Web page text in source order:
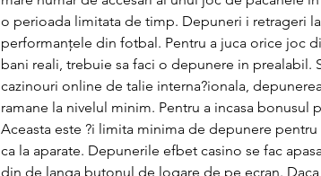
o perioada limitata de timp. Depuneri i retrageri
performanțele din fotbal. Pentru a juca orice joc
bani reali, trebuie sa faci o depunere in prealabil.
cazinouri online de talie interna?ionala,
ramane la nivelul minim. Pentru a incasa bonusul
Aceasta este ?i limita minima de depunere
ca la aparate. Depunerile efbet casino se fac
din de langa butonul de logare de pe ecran.